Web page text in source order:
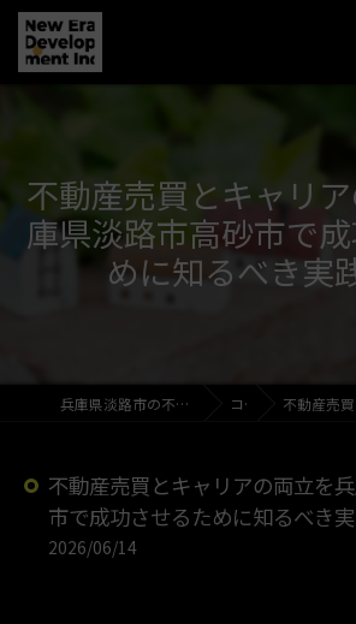
不動産売買とキャリ
庫県淡路市高砂市で
めに知るべき実
兵庫県淡路市の不動産売買なら新時代開発株式会社 コラム 不動産売買とキャリアの両
不動産売買とキャリアの両立を
市で成功させるために知るべき
2026/06/14